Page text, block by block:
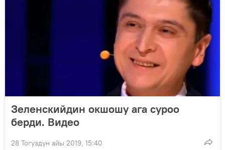
Зеленскийдин окшошу ага суроо
берди. Видео
28 Тогуздун айы 2019, 15:40